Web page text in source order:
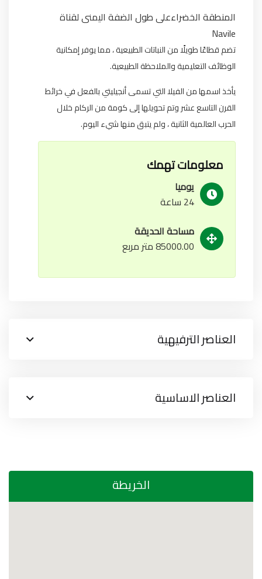
المنطقة الخضراءعلى طول الضفة اليمنى لقناة
Navile
تضم قطاعًا طويلًا من النباتات الطبيعية ، مما يوفر إمكانية
الوظائف التعليمية والملاحظة الطبيعية.
يأخذ اسمها من الفيلا التي تسمى أنجيليتي بالفعل في خرائط
القرن التاسع عشر وتم تحويلها إلى كومة من الركام خلال
الحرب العالمية الثانية ، ولم يتبق منها شيء اليوم.
معلومات تهمك
يوميا
24 ساعة
مساحة الحديقة
85000.00 متر مربع
العناصر الترفيهية
العناصر الاساسية
الخريطة